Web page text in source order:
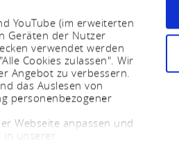
YouTube (im erweiterten
Geräten der Nutzer
verwendet werden
Cookies zulassen". Wir
Angebot zu verbessern.
das Auslesen von
personenbezogener
Webseite anpassen und
unserer